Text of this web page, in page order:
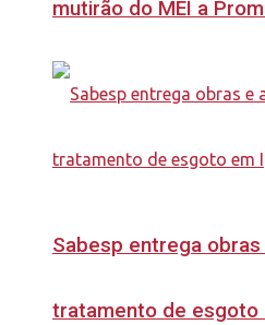
mutirão do MEI a
Sabesp entrega
tratamento de esgoto